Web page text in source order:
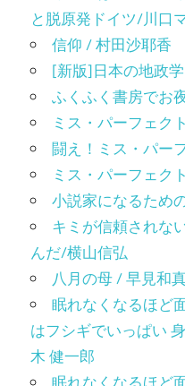
と脱原発ドイツ/川口
信仰 / 村田沙耶香
[新版]日本の地政
ふくふく書房でお
ミス・パーフェク
闘え！ミス・パー
ミス・パーフェク
小説家になるため
キミが信頼されな
んだ/横山信弘
八月の母 / 早見和
眠れなくなるほど
はフシギでいっぱい
木 健一郎